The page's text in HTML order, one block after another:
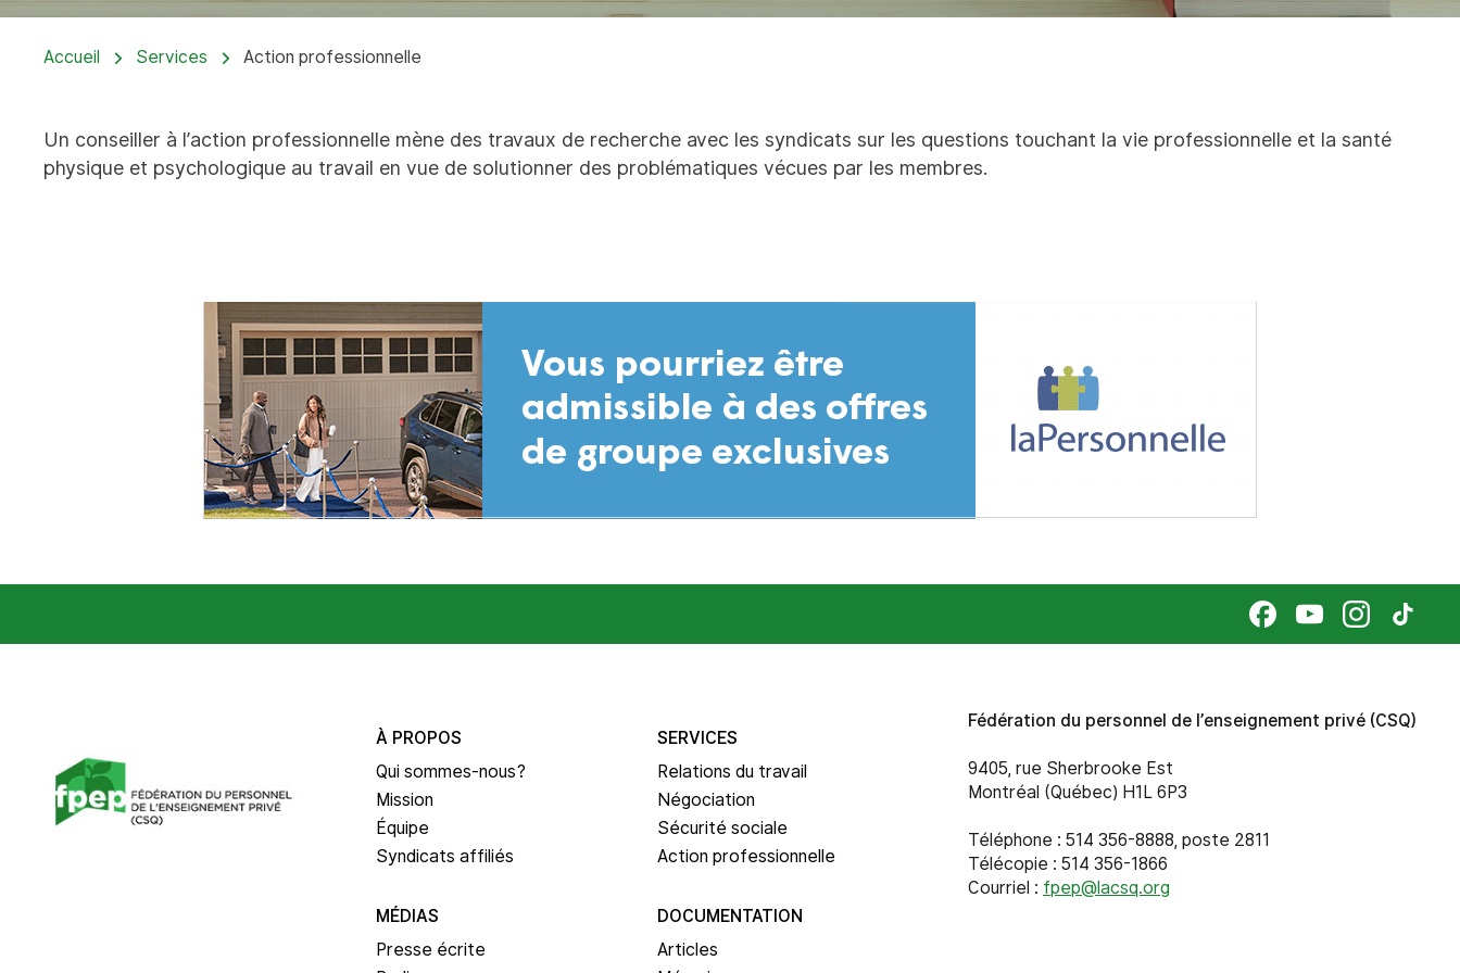
Accueil Services Action professionnelle
Un conseiller à l’action professionnelle mène des travaux de recherche avec les syndicats sur les questions touchant la vie professionnelle et la santé
physique et psychologique au travail en vue de solutionner des problématiques vécues par les membres.
À PROPOS
Qui sommes-nous?
Mission
Équipe
Syndicats affiliés
MÉDIAS
Presse écrite
SERVICES
Relations du travail
Négociation
Sécurité sociale
Action professionnelle
DOCUMENTATION
Articles
Fédération du personnel de l’enseignement privé (CSQ)
9405, rue Sherbrooke Est
Montréal (Québec) H1L 6P3
Téléphone : 514 356-8888, poste 2811
Télécopie : 514 356-1866
Courriel : fpep@lacsq.org